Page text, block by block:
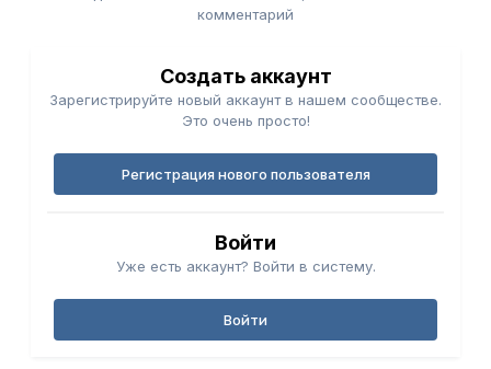
комментарий
Создать аккаунт
Зарегистрируйте новый аккаунт в нашем сообществе.
Это очень просто!
Регистрация нового пользователя
Войти
Уже есть аккаунт? Войти в систему.
Войти